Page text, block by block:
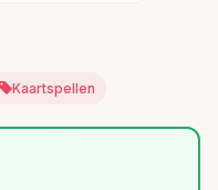
Kaartspellen